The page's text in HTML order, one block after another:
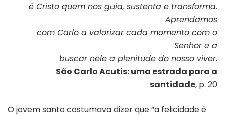
é Cristo quem nos guia, sustenta e transforma.
Aprendamos
com Carlo a valorizar cada momento com o
Senhor e a
buscar nele a plenitude do nosso viver.
São Carlo Acutis: uma estrada para a
santidade, p. 20
O jovem santo costumava dizer que “a felicidade é